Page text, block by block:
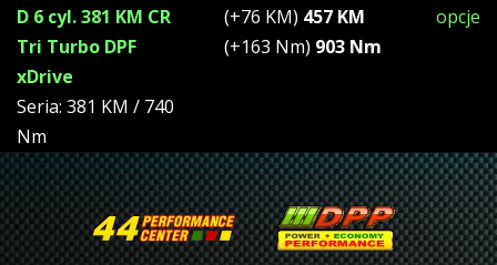
D 6 cyl. 381 KM CR
Tri Turbo DPF
xDrive
Seria: 381 KM / 740
Nm
(+76 KM) 457 KM
(+163 Nm) 903 Nm
opcje